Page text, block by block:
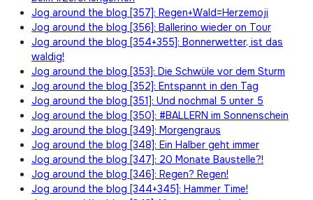
Jog around the blog [357]: Regen+Wald=Herzemoji
Jog around the blog [356]: Ballerino wieder on Tour
Jog around the blog [354+355]: Bonnerwetter, ist das
waldig!
Jog around the blog [353]: Die Schwüle vor dem Sturm
Jog around the blog [352]: Entspannt in den Tag
Jog around the blog [351]: Und nochmal 5 unter 5
Jog around the blog [350]: #BALLERN im Sonnenschein
Jog around the blog [349]: Morgengraus
Jog around the blog [348]: Ein Halber geht immer
Jog around the blog [347]: 20 Monate Baustelle?!
Jog around the blog [346]: Regen? Regen!
Jog around the blog [344+345]: Hammer Time!